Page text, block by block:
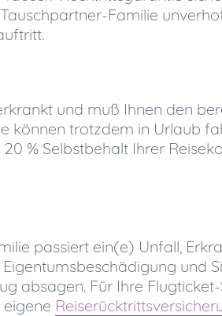
Familie
und muß Ihnen den
können trotzdem in Urlaub
% Selbstbehalt Ihrer
passiert ein(e) Unfall,
und
absagen. Für Ihre